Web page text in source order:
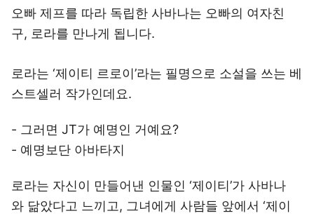
오빠 제프를 따라 독립한 사바나는 오빠의 여자친
구, 로라를 만나게 됩니다.
로라는 ‘제이티 르로이’라는 필명으로 소설을 쓰는 베
스트셀러 작가인데요.
- 그러면 JT가 예명인 거예요?
- 예명보단 아바타지
로라는 자신이 만들어낸 인물인 ‘제이티’가 사바나
와 닮았다고 느끼고, 그녀에게 사람들 앞에서 ‘제이